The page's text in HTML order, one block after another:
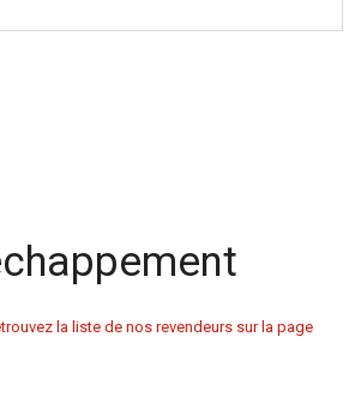
la liste de nos revendeurs sur la page